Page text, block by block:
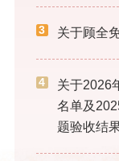
3 关于顾全
4
关于2026
名单及
题验收结